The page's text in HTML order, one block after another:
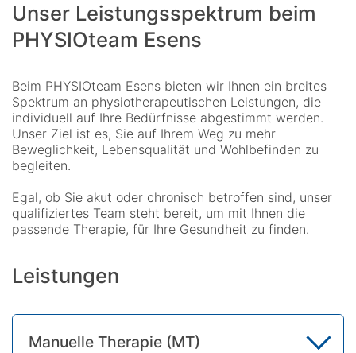
Unser Leistungsspektrum beim
PHYSIOteam Esens
Beim PHYSIOteam Esens bieten wir Ihnen ein breites
Spektrum an physiotherapeutischen Leistungen, die
individuell auf Ihre Bedürfnisse abgestimmt werden.
Unser Ziel ist es, Sie auf Ihrem Weg zu mehr
Beweglichkeit, Lebensqualität und Wohlbefinden zu
begleiten.
Egal, ob Sie akut oder chronisch betroffen sind, unser
qualifiziertes Team steht bereit, um mit Ihnen die
passende Therapie, für Ihre Gesundheit zu finden.
Leistungen
Manuelle Therapie (MT)